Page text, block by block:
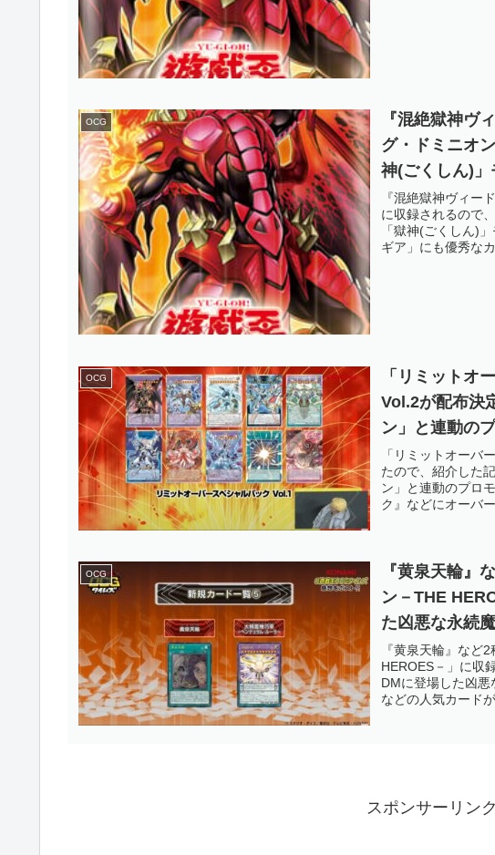
OCG
『混絶獄神ヴ
グ・ドミニオ
神(ごくしん)
「アルトメギ
す！！【遊戯
『混絶獄神ヴィー
に収録されるので
「獄神(ごくしん)
ギア」にも優秀な
OCG
「リミットオ
Vol.2が配布決
ン」と連動の
『覇王龍ズァ
登場です！！
「リミットオーバ
たので、紹介した
ン」と連動のプロ
ク』などにオーバ
OCG
『黄泉天輪』
ン－THE
た凶悪な永続
ト」などの人
録！！【遊戯
『黄泉天輪』など
HEROES－」に収
DMに登場した凶悪
などの人気カード
スポンサーリンク